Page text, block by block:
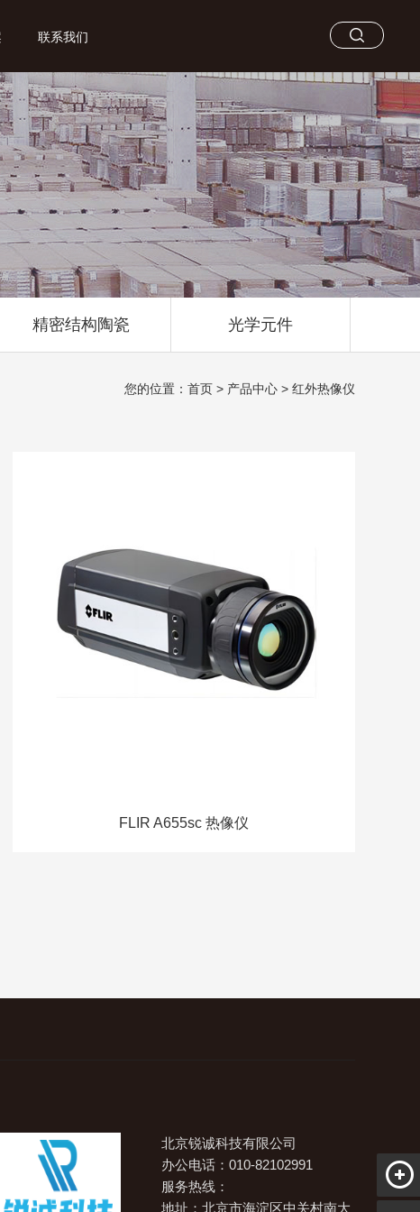
联系我们
精密结构陶瓷 光学元件
您的位置： 首页 > 产品中心 > 红外热像仪
FLIR A655sc 热像仪
北京锐诚科技有限公司
办公电话：010-82102991
服务热线：
地址：北京市海淀区中关村南大